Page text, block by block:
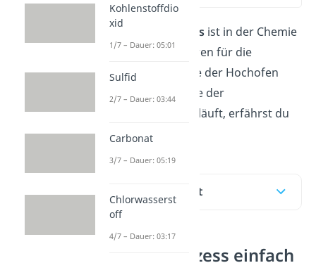
Hochofenprozessist in der Chemie
ein wichtiges Verfahren für die
Eisenherstellung. Wie der Hochofen
aufgebaut ist und wie der
Hochofenprozess abläuft, erfährst du
hier oder im
Inhaltsübersicht
Hochofenprozess einfach
Kohlenstoffdio
xid
1/7 – Dauer: 05:01
Sulfid
2/7 – Dauer: 03:44
Carbonat
3/7 – Dauer: 05:19
Chlorwasserst
off
4/7 – Dauer: 03:17